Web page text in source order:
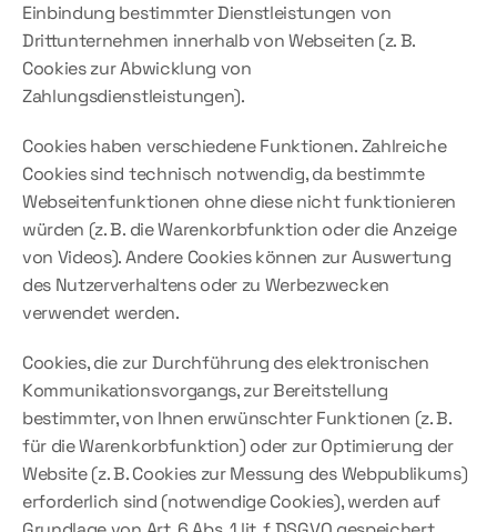
Einbindung bestimmter Dienstleistungen von
Drittunternehmen innerhalb von Webseiten (z. B.
Cookies zur Abwicklung von
Zahlungsdienstleistungen).
Cookies haben verschiedene Funktionen. Zahlreiche
Cookies sind technisch notwendig, da bestimmte
Webseitenfunktionen ohne diese nicht funktionieren
würden (z. B. die Warenkorbfunktion oder die Anzeige
von Videos). Andere Cookies können zur Auswertung
des Nutzerverhaltens oder zu Werbezwecken
verwendet werden.
Cookies, die zur Durchführung des elektronischen
Kommunikationsvorgangs, zur Bereitstellung
bestimmter, von Ihnen erwünschter Funktionen (z. B.
für die Warenkorbfunktion) oder zur Optimierung der
Website (z. B. Cookies zur Messung des Webpublikums)
erforderlich sind (notwendige Cookies), werden auf